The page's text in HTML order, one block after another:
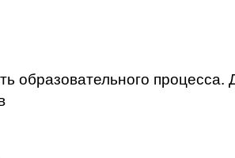
образовательного процесса.